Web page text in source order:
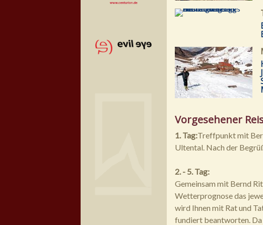
Vorgesehener
1. Tag:Treffpunkt mit
Ultental. Nach der
2. - 5. Tag:
Gemeinsam mit Bernd
Wetterprognose das
wird Ihnen mit Rat und
fundiert beantworten. Da